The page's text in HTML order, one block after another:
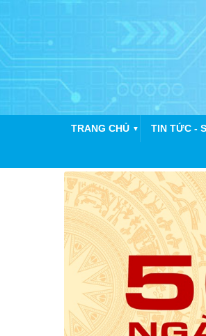
TRANG CHỦ ▼ TIN TỨC -